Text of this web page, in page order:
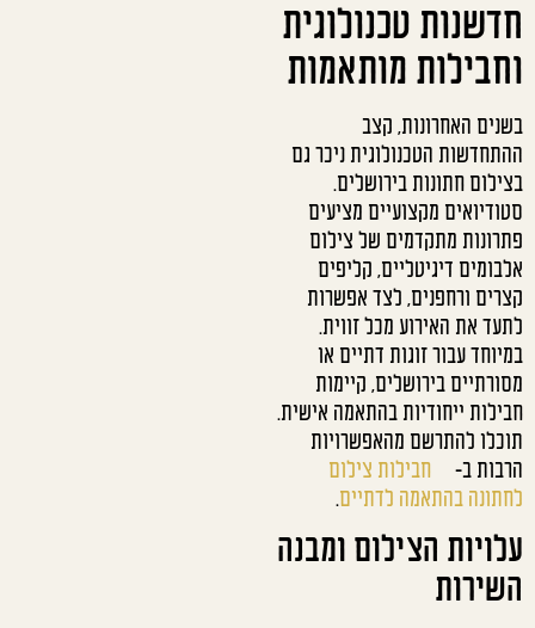
חדשנות טכנולוגית
וחבילות מותאמות
בשנים האחרונות, קצב
ההתחדשות הטכנולוגית ניכר גם
בצילום חתונות בירושלים.
סטודיואים מקצועיים מציעים
פתרונות מתקדמים של צילום
אלבומים דיגיטליים, קליפים
קצרים ורחפנים, לצד אפשרות
לתעד את האירוע מכל זווית.
במיוחד עבור זוגות דתיים או
מסורתיים בירושלים, קיימות
חבילות ייחודיות בהתאמה אישית.
תוכלו להתרשם מהאפשרויות
הרבות ב-
חבילות צילום
לחתונה בהתאמה לדתיים.
עלויות הצילום ומבנה
השירות